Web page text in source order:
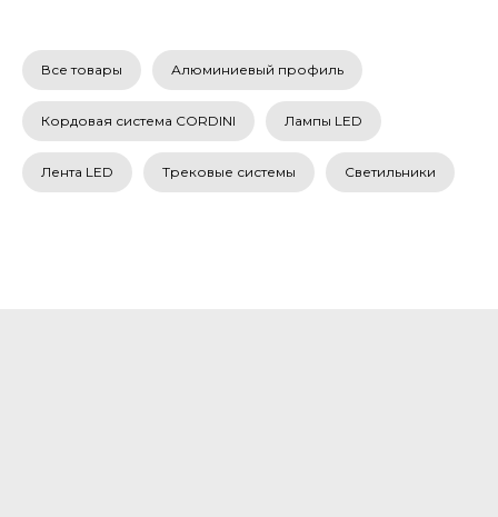
Все товары Алюминиевый профиль
Кордовая система CORDINI Лампы LED
Лента LED Трековые системы Светильники